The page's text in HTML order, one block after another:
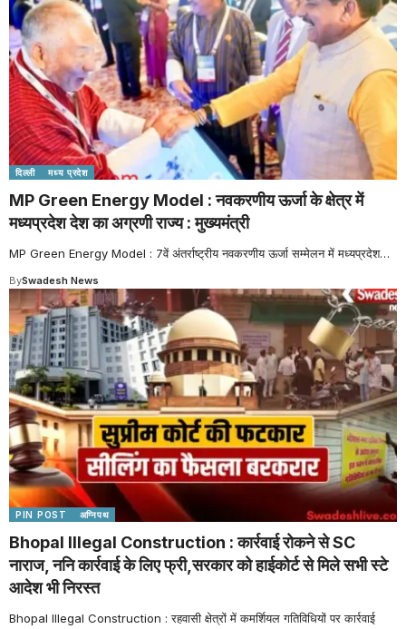
दिल्ली मध्य प्रदेश
MP Green Energy Model : नवकरणीय ऊर्जा के क्षेत्र में
मध्यप्रदेश देश का अग्रणी राज्य : मुख्यमंत्री
MP Green Energy Model : 7वें अंतर्राष्ट्रीय नवकरणीय ऊर्जा सम्मेलन में मध्यप्रदेश…
BySwadesh News
PIN POST अग्निपथ
Bhopal Illegal Construction : कार्रवाई रोकने से SC
नाराज, ननि कार्रवाई के लिए फ्री,सरकार को हाईकोर्ट से मिले सभी स्टे
आदेश भी निरस्त
Bhopal Illegal Construction : रहवासी क्षेत्रों में कमर्शियल गतिविधियों पर कार्रवाई